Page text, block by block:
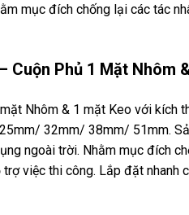
mục đích chống lại các tác
Cuộn Phủ 1 Mặt Nhôm
Nhôm & 1 mặt Keo với kích
32mm/ 38mm/ 51mm.
ngoài trời. Nhằm mục đích
việc thi công. Lắp đặt nhanh